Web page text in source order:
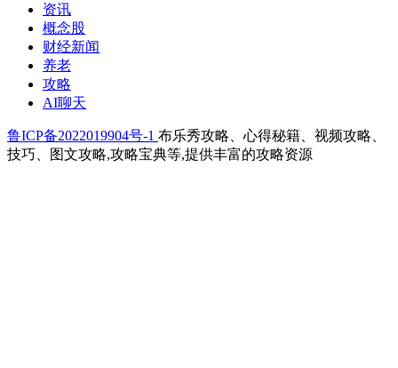
资讯
概念股
财经新闻
养老
攻略
AI聊天
鲁ICP备2022019904号-1 布乐秀攻略、心得秘籍、视频攻略、
技巧、图文攻略,攻略宝典等,提供丰富的攻略资源